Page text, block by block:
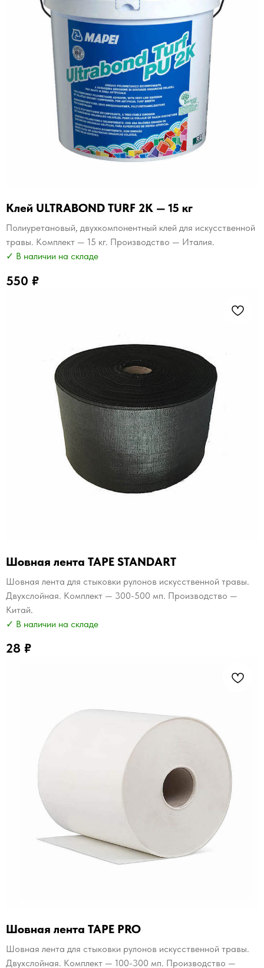
Клей ULTRABOND TURF 2K — 15 кг
Полиуретановый, двухкомпонентный клей для искусственной
травы. Комплект — 15 кг. Производство — Италия.
✓ В наличии на складе
550 ₽
Шовная лента TAPE STANDART
Шовная лента для стыковки рулонов искусственной травы.
Двухслойная. Комплект — 300-500 мп. Производство —
Китай.
✓ В наличии на складе
28 ₽
Шовная лента TAPE PRO
Шовная лента для стыковки рулонов искусственной травы.
Двухслойная. Комплект — 100-300 мп. Производство —